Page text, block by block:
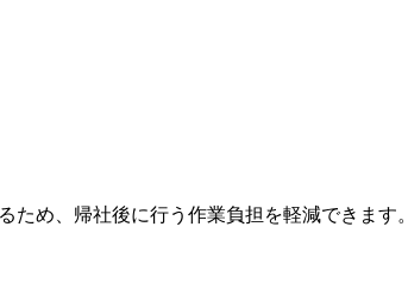
め、帰社後に行う作業負担を軽減できます。